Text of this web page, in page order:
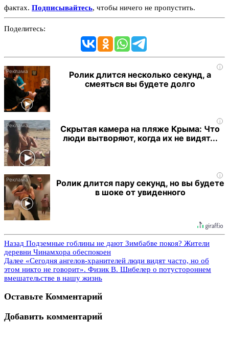
фактах. Подписывайтесь, чтобы ничего не пропустить.
Поделитесь:
i
Ролик длится несколько секунд, а
смеяться вы будете долго
i
Скрытая камера на пляже Крыма: Что
люди вытворяют, когда их не видят...
i
Ролик длится пару секунд, но вы будете
в шоке от увиденного
Назад Подземные гоблины не дают Зимбабве покоя? Жители
деревни Чинамхора обеспокоен
Далее «Сегодня ангелов-хранителей люди видят часто, но об
этом никто не говорит». Физик В. Шибелер о потустороннем
вмешательстве в нашу жизнь
Оставьте Комментарий
Добавить комментарий